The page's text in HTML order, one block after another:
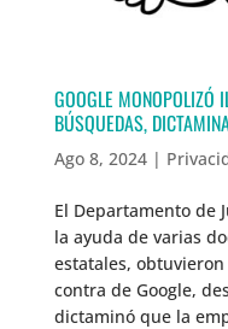
GOOGLE MONOPOLIZÓ
BÚSQUEDAS,
Ago 8, 2024|
El Departamento de
la ayuda de varias
estatales,
contra de Google,
dictaminó que la